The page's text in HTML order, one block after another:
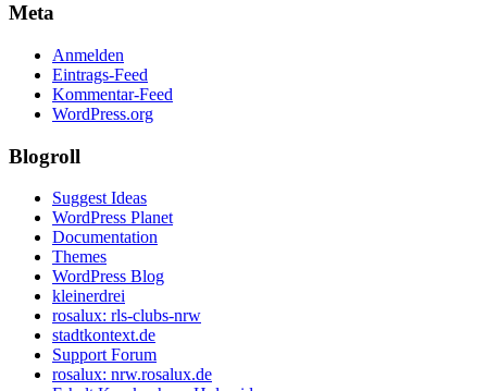
Meta
Anmelden
Eintrags-Feed
Kommentar-Feed
WordPress.org
Blogroll
Suggest Ideas
WordPress Planet
Documentation
Themes
WordPress Blog
kleinerdrei
rosalux: rls-clubs-nrw
stadtkontext.de
Support Forum
rosalux: nrw.rosalux.de